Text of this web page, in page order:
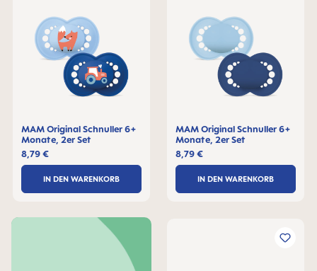
MAM Original Schnuller 6+
Monate, 2er Set
8,79 €
IN DEN WARENKORB
MAM Original Schnuller 6+
Monate, 2er Set
8,79 €
IN DEN WARENKORB